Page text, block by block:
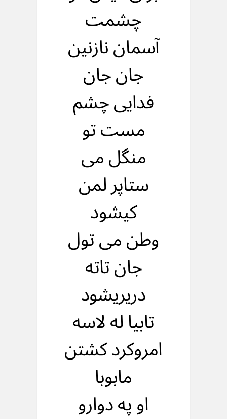
چشمت
آسمان نازنین
جان جان
فدایی چشم
مست تو
منگل می
ستاپر لمن
کیشود
وطن می تول
جان تاته
دریریشود
تابیا له لاسه
امروکرد کشتن
مابوبا
او په دوارو